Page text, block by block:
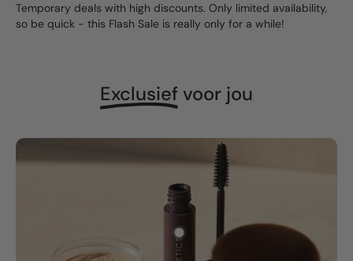
Temporary deals with high discounts. Only limited availability,
so be quick - this Flash Sale is really only for a while!
Exclusiefvoor jou